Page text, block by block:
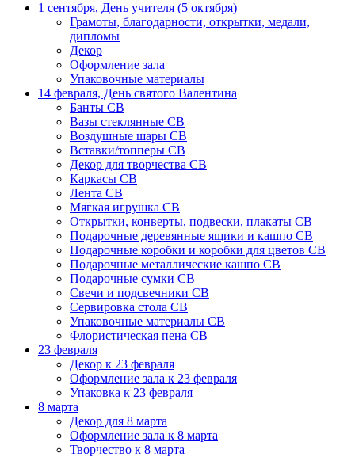
1 сентября, День учителя (5 октября)
Грамоты, благодарности, открытки, медали,
дипломы
Декор
Оформление зала
Упаковочные материалы
14 февраля, День святого Валентина
Банты СВ
Вазы стеклянные СВ
Воздушные шары СВ
Вставки/топперы СВ
Декор для творчества СВ
Каркасы СВ
Лента СВ
Мягкая игрушка СВ
Открытки, конверты, подвески, плакаты СВ
Подарочные деревянные ящики и кашпо СВ
Подарочные коробки и коробки для цветов СВ
Подарочные металлические кашпо СВ
Подарочные сумки СВ
Свечи и подсвечники СВ
Сервировка стола СВ
Упаковочные материалы СВ
Флористическая пена СВ
23 февраля
Декор к 23 февраля
Оформление зала к 23 февраля
Упаковка к 23 февраля
8 марта
Декор для 8 марта
Оформление зала к 8 марта
Творчество к 8 марта